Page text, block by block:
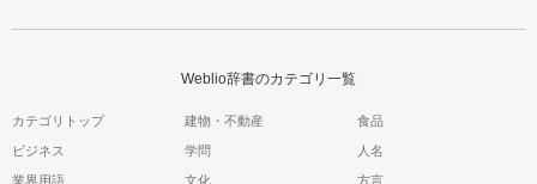
Weblio辞書のカテゴリ一覧
カテゴリトップ 建物・不動産 食品
ビジネス 学問 人名
業界用語 文化 方言